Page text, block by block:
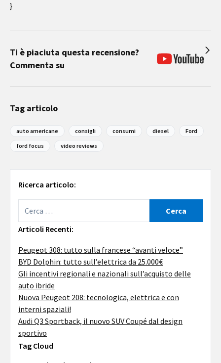
}
Ti è piaciuta questa recensione?
Commenta su
Tag articolo
auto americane consigli consumi diesel
Ford
ford focus
video reviews
Ricerca articolo:
Articoli Recenti:
Peugeot 308: tutto sulla francese “avanti veloce”
BYD Dolphin: tutto sull’elettrica da 25.000€
Gli incentivi regionali e nazionali sull’acquisto delle
auto ibride
Nuova Peugeot 208: tecnologica, elettrica e con
interni spaziali!
Audi Q3 Sportback, il nuovo SUV Coupé dal design
sportivo
Tag Cloud